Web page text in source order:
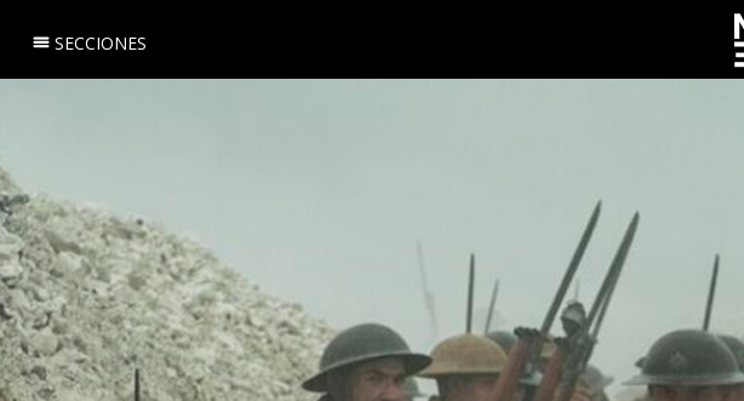
SECCIONES